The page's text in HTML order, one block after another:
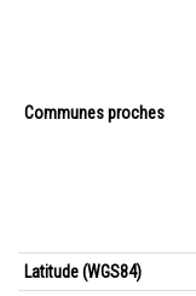
Communes proches
Latitude (WGS84)